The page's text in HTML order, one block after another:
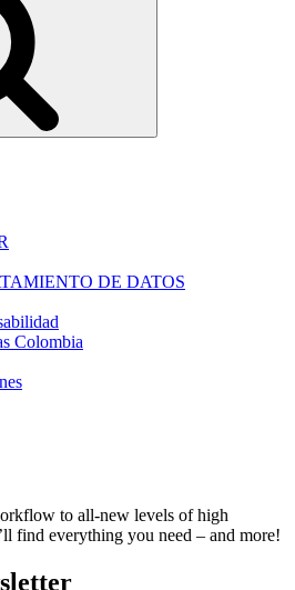
DE DATOS
Colombia
to all-new levels of high
find everything you need – and more!